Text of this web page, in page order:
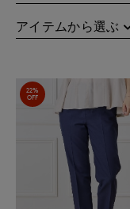
アイテムから選ぶ
22%
OFF